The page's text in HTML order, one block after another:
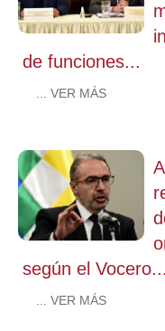
de funciones...
... VER MÁS
según el Vocero...
... VER MÁS